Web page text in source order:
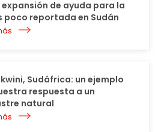
expansión de ayuda para la
poco reportada en Sudán
Sudáfrica: un ejemplo
respuesta a un
natural